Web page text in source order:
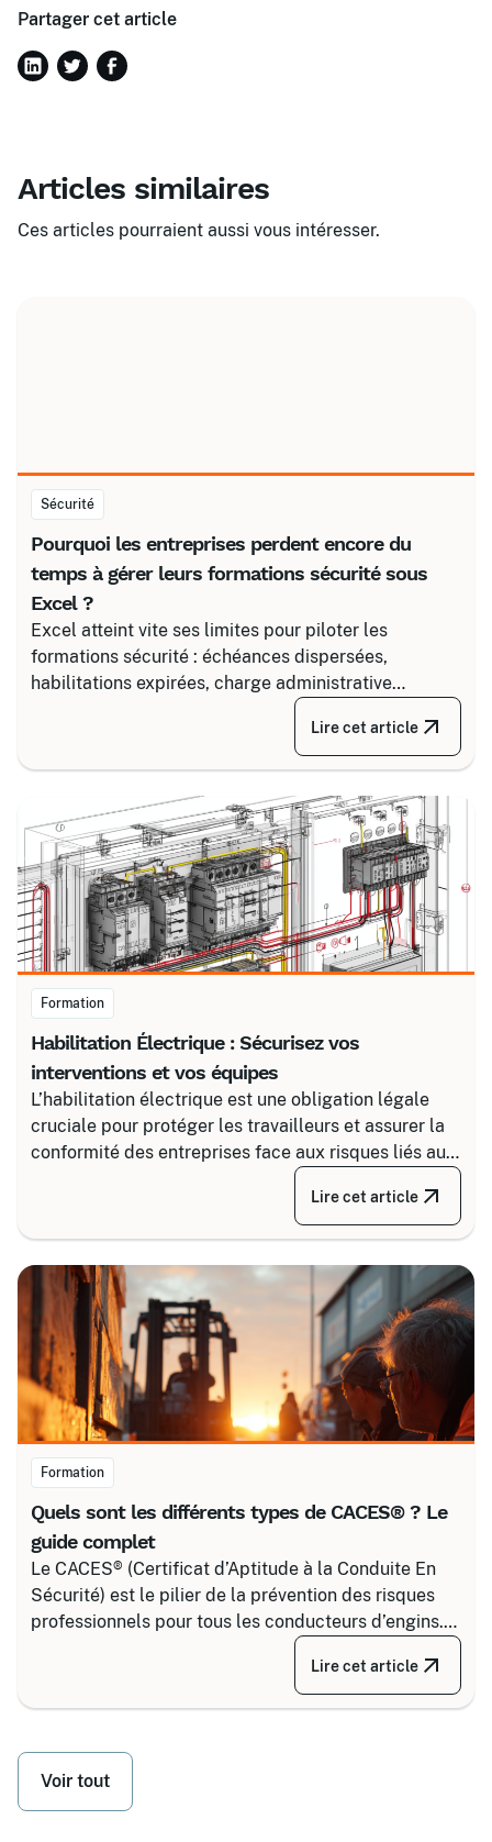
Partager cet article
Articles similaires
Ces articles pourraient aussi vous intéresser.
Sécurité
Pourquoi les entreprises perdent encore du
temps à gérer leurs formations sécurité sous
Excel ?
Excel atteint vite ses limites pour piloter les
formations sécurité : échéances dispersées,
habilitations expirées, charge administrative
croissante. Découvrez comment structurer un suivi
fiable en associant un partenaire spécialisé comme
Certalis et un logiciel de gestion de formation (TMS).
Lire cet article
Formation
Habilitation Électrique : Sécurisez vos
interventions et vos équipes
L’habilitation électrique est une obligation légale
cruciale pour protéger les travailleurs et assurer la
conformité des entreprises face aux risques liés au
courant. Certalis vous accompagne avec des
formations sur-mesure, initiales ou de recyclage,
pour maîtriser tous les niveaux de sécurité, du
tension.
Lire cet article
Formation
Quels sont les différents types de CACES® ? Le
guide complet
Le CACES® (Certificat d’Aptitude à la Conduite En
Sécurité) est le pilier de la prévention des risques
professionnels pour tous les conducteurs d’engins.
Depuis la réforme de 2020, il s’articule autour de 8
grandes familles d’équipements, divisées selon
Lire cet article
Voir tout